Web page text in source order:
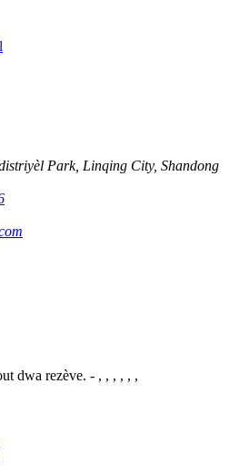
Park, Linqing City, Shandong
dwa rezève. - , , , , , ,